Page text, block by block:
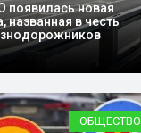
появилась новая
названная в честь
ОБЩЕСТВО